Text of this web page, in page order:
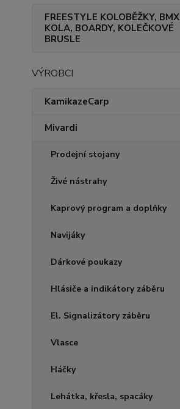
FREESTYLE KOLOBĚŽKY, BMX
KOLA, BOARDY, KOLEČKOVÉ
BRUSLE
VÝROBCI
KamikazeCarp
Mivardi
Prodejní stojany
Živé nástrahy
Kaprový program a doplňky
Navijáky
Dárkové poukazy
Hlásiče a indikátory záběru
El. Signalizátory záběru
Vlasce
Háčky
Lehátka, křesla, spacáky